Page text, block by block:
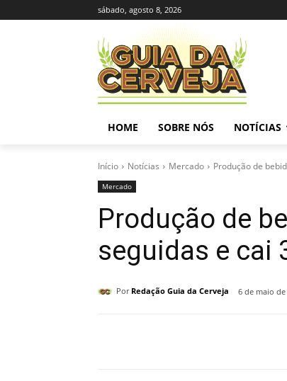
sábado, agosto 8, 2026
HOME SOBRE NÓS NOTÍCIAS
Início Notícias Mercado Produção de
Mercado
Produção de
seguidas e cai
Por Redação Guia da Cerveja 6 de maio de